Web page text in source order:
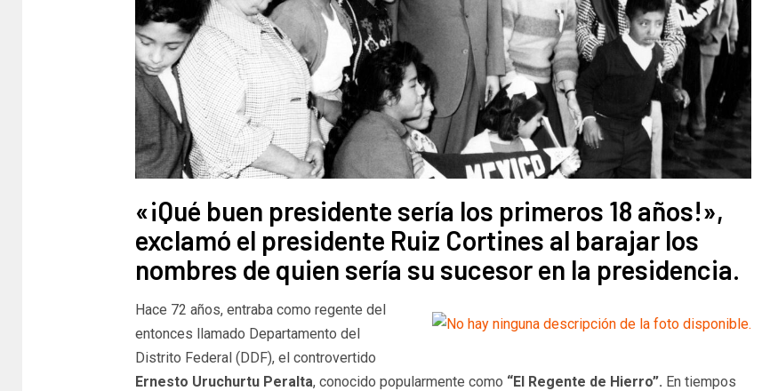
«¡Qué buen presidente sería los primeros 18 años!»,
exclamó el presidente Ruiz Cortines al barajar los
nombres de quien sería su sucesor en la presidencia.
Hace 72 años, entraba como regente del
entonces llamado Departamento del
Distrito Federal (DDF), el controvertido
Ernesto Uruchurtu Peralta, conocido popularmente como “El Regente de Hierro”. En tiempos